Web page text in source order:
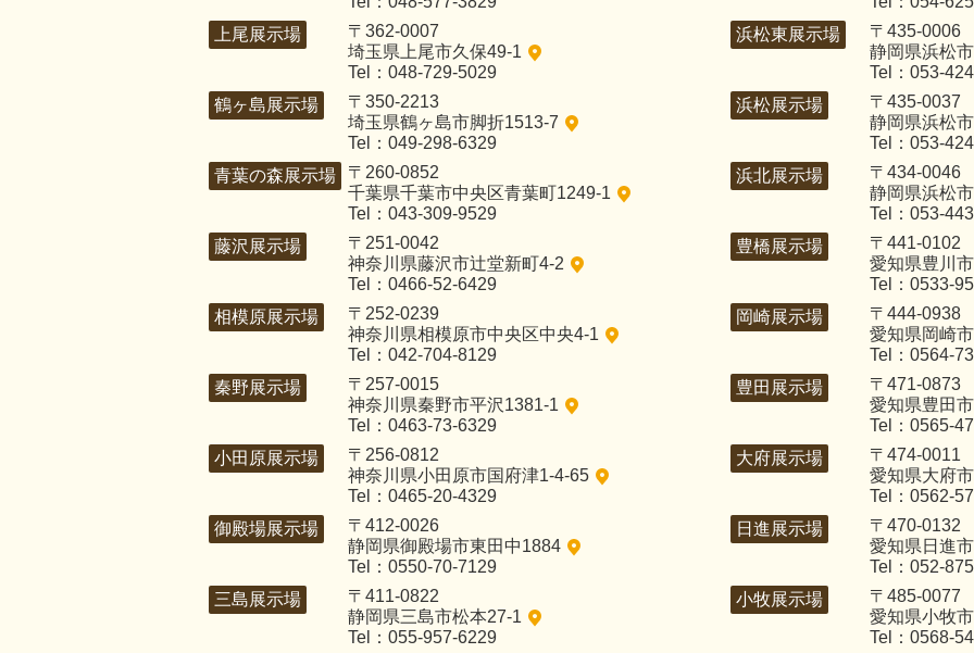
上尾展示場
〒362-0007
埼玉県上尾市久保49-1
Tel：048-729-5029
鶴ヶ島展示場
〒350-2213
埼玉県鶴ヶ島市脚折1513-7
Tel：049-298-6329
青葉の森展示場
〒260-0852
千葉県千葉市中央区青葉町1249-1
Tel：043-309-9529
藤沢展示場
〒251-0042
神奈川県藤沢市辻堂新町4-2
Tel：0466-52-6429
相模原展示場
〒252-0239
神奈川県相模原市中央区中央4-1
Tel：042-704-8129
秦野展示場
〒257-0015
神奈川県秦野市平沢1381-1
Tel：0463-73-6329
小田原展示場
〒256-0812
神奈川県小田原市国府津1-4-65
Tel：0465-20-4329
御殿場展示場
〒412-0026
静岡県御殿場市東田中1884
Tel：0550-70-7129
三島展示場
〒411-0822
静岡県三島市松本27-1
Tel：055-957-6229
浜松東展示場
〒435-0006
静岡県浜松
Tel：053-
浜松展示場
〒435-0037
静岡県浜松
Tel：053-
浜北展示場
〒434-0046
静岡県浜松
Tel：053-
豊橋展示場
〒441-0102
愛知県豊川
Tel：0533-
岡崎展示場
〒444-0938
愛知県岡崎
Tel：0564-
豊田展示場
〒471-0873
愛知県豊田
Tel：0565-
大府展示場
〒474-0011
愛知県大府
Tel：0562-
日進展示場
〒470-0132
愛知県日進
Tel：052-
小牧展示場
〒485-0077
愛知県小牧
Tel：0568-